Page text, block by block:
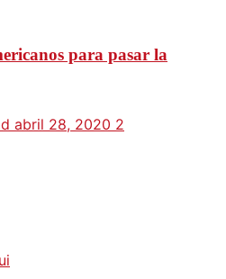
para pasar la
abril 28, 2020 2